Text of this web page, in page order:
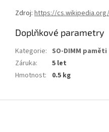
Zdroj: https://
Doplňkové parametry
Kategorie: SO-DIMM paměti
Záruka:
5 let
Hmotnost: 0.5 kg